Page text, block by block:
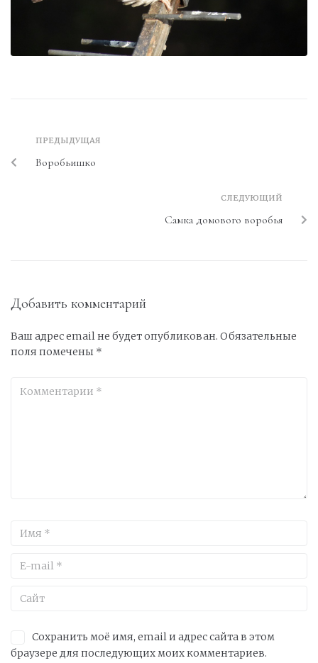
ПРЕДЫДУЩАЯ
Воробьишко
СЛЕДУЮЩИЙ
Самка домового воробья
Добавить комментарий
Ваш адрес email не будет опубликован. Обязательные
поля помечены *
Сохранить моё имя, email и адрес сайта в этом
браузере для последующих моих комментариев.